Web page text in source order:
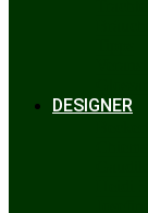
DESIGNER